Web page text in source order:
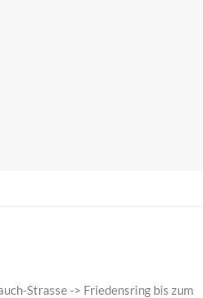
Strasse -> Friedensring bis zum